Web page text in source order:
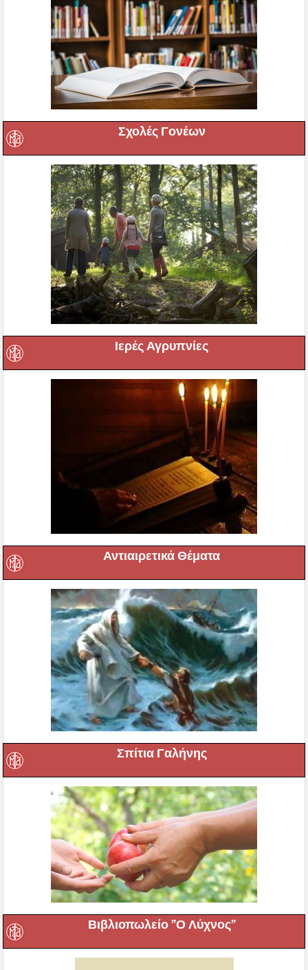
Σχολές Γονέων
Ιερές Αγρυπνίες
Αντιαιρετικά Θέματα
Σπίτια Γαλήνης
Βιβλιοπωλείο ”Ο Λύχνος”